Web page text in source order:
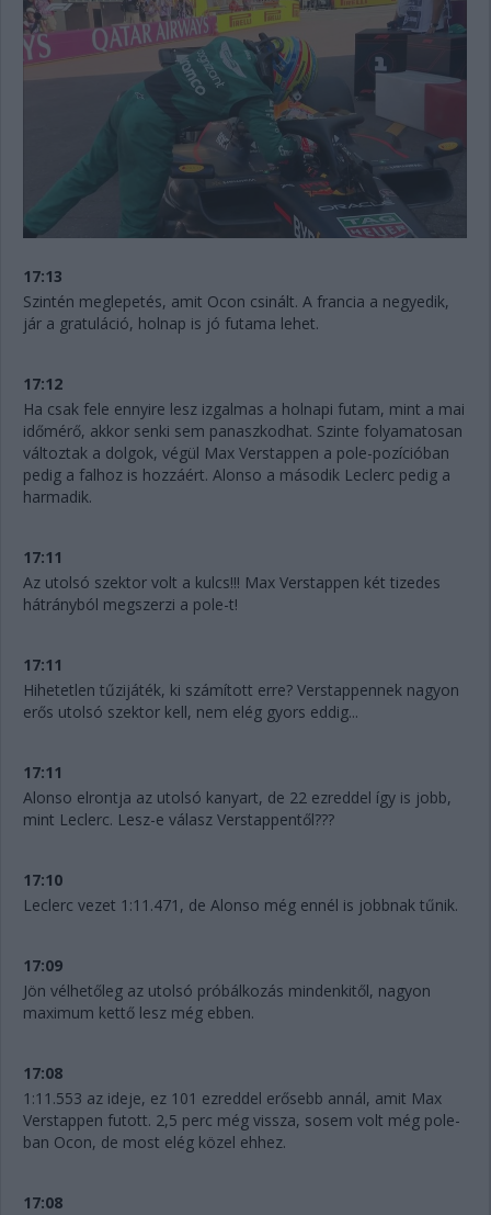
17:13
Szintén meglepetés, amit Ocon csinált. A francia a negyedik,
jár a gratuláció, holnap is jó futama lehet.
17:12
Ha csak fele ennyire lesz izgalmas a holnapi futam, mint a mai
időmérő, akkor senki sem panaszkodhat. Szinte folyamatosan
változtak a dolgok, végül Max Verstappen a pole-pozícióban
pedig a falhoz is hozzáért. Alonso a második Leclerc pedig a
harmadik.
17:11
Az utolsó szektor volt a kulcs!!! Max Verstappen két tizedes
hátrányból megszerzi a pole-t!
17:11
Hihetetlen tűzijáték, ki számított erre? Verstappennek nagyon
erős utolsó szektor kell, nem elég gyors eddig...
17:11
Alonso elrontja az utolsó kanyart, de 22 ezreddel így is jobb,
mint Leclerc. Lesz-e válasz Verstappentől???
17:10
Leclerc vezet 1:11.471, de Alonso még ennél is jobbnak tűnik.
17:09
Jön vélhetőleg az utolsó próbálkozás mindenkitől, nagyon
maximum kettő lesz még ebben.
17:08
1:11.553 az ideje, ez 101 ezreddel erősebb annál, amit Max
Verstappen futott. 2,5 perc még vissza, sosem volt még pole-
ban Ocon, de most elég közel ehhez.
17:08